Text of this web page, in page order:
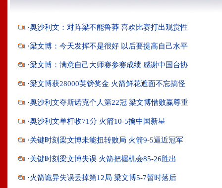
·奥沙利文：对阵梁不能鲁莽 喜欢比赛打出观赏性
·梁文博：今天发挥不是很好 以后要提高自己水平
·梁文博：满意自己大师赛参赛成绩 感谢中国台协
·梁文博获28000英镑奖金 火箭鲜花遮面不忘搞怪
·奥沙利文夺斯诺克个人第22冠 梁文博惜败赢尊重
·奥沙利文单杆收71分 火箭10-5擒中国新星
·关键时刻梁文博未能扭转败局 火箭9-5逼近冠军
·关键时刻梁文博失误 火箭把握机会85-26胜出
·火箭诡异失误丢掉第12局 梁文博5-7暂时落后